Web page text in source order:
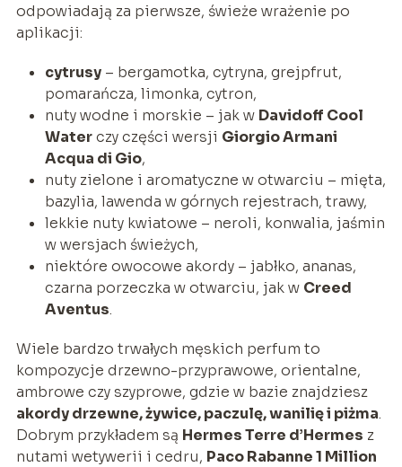
odpowiadają za pierwsze, świeże wrażenie po
aplikacji:
cytrusy– bergamotka, cytryna, grejpfrut,
pomarańcza, limonka, cytron,
nuty wodne i morskie – jak w Davidoff Cool
Waterczy części wersji Giorgio Armani
Acqua di Gio,
nuty zielone i aromatyczne w otwarciu – mięta,
bazylia, lawenda w górnych rejestrach, trawy,
lekkie nuty kwiatowe – neroli, konwalia, jaśmin
w wersjach świeżych,
niektóre owocowe akordy – jabłko, ananas,
czarna porzeczka w otwarciu, jak w Creed
Aventus.
Wiele bardzo trwałych męskich perfum to
kompozycje drzewno-przyprawowe, orientalne,
ambrowe czy szyprowe, gdzie w bazie znajdziesz
akordy drzewne, żywice, paczulę, wanilię i piżma.
Dobrym przykładem są Hermes Terre d’Hermes z
nutami wetywerii i cedru, Paco Rabanne 1 Million